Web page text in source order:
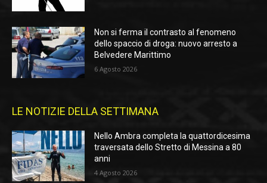
Non si ferma il contrasto al fenomeno
dello spaccio di droga: nuovo arresto a
Belvedere Marittimo
6 Agosto 2026
LE NOTIZIE DELLA SETTIMANA
Nello Ambra completa la quattordicesima
traversata dello Stretto di Messina a 80
anni
4 Agosto 2026